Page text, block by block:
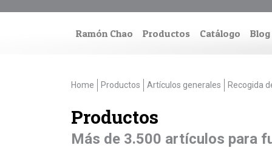
Ramón Chao Productos Catálogo Blog
Home Productos Artículos generales Recogida
Productos
Más de 3.500 artículos para